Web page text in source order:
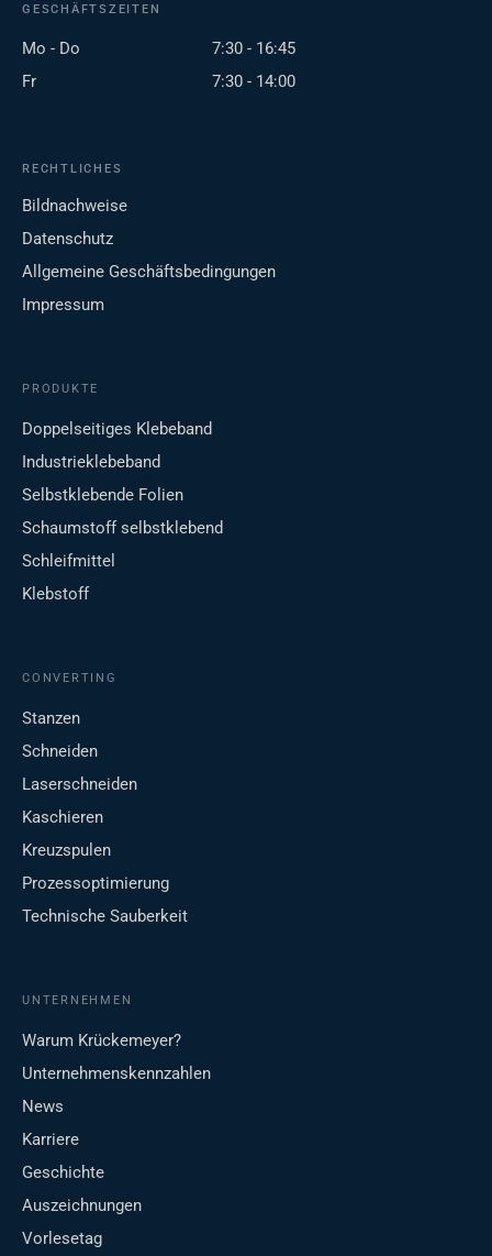
GESCHÄFTSZEITEN
Mo - Do
7:30 - 16:45
Fr
7:30 - 14:00
RECHTLICHES
Bildnachweise
Datenschutz
Allgemeine Geschäftsbedingungen
Impressum
PRODUKTE
Doppelseitiges Klebeband
Industrieklebeband
Selbstklebende Folien
Schaumstoff selbstklebend
Schleifmittel
Klebstoff
CONVERTING
Stanzen
Schneiden
Laserschneiden
Kaschieren
Kreuzspulen
Prozessoptimierung
Technische Sauberkeit
UNTERNEHMEN
Warum Krückemeyer?
Unternehmenskennzahlen
News
Karriere
Geschichte
Auszeichnungen
Vorlesetag